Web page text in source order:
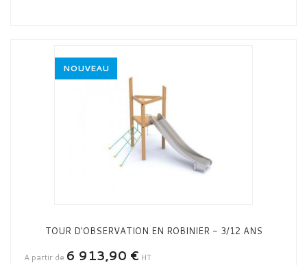
NOUVEAU
TOUR D'OBSERVATION EN ROBINIER - 3/12 ANS
A partir de 6 913,90 € HT